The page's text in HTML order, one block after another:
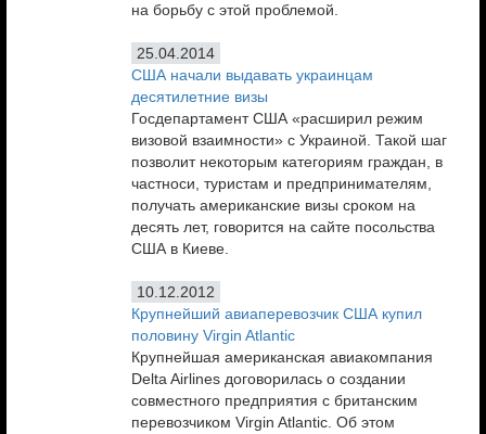
на борьбу с этой проблемой.
25.04.2014
США начали выдавать украинцам
десятилетние визы
Госдепартамент США «расширил режим
визовой взаимности» с Украиной. Такой шаг
позволит некоторым категориям граждан, в
частноси, туристам и предпринимателям,
получать американские визы сроком на
десять лет, говорится на сайте посольства
США в Киеве.
10.12.2012
Крупнейший авиаперевозчик США купил
половину Virgin Atlantic
Крупнейшая американская авиакомпания
Delta Airlines договорилась о создании
совместного предприятия с британским
перевозчиком Virgin Atlantic. Об этом